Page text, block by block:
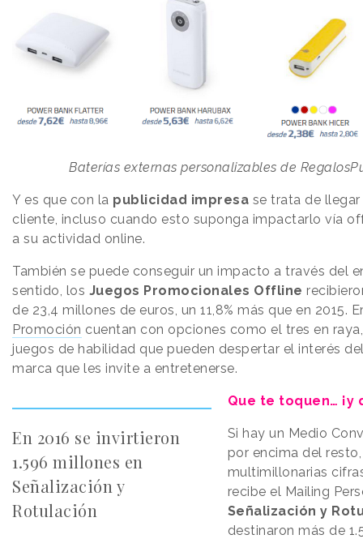
Baterías externas personalizables de
Y es que con la publicidad impresa se trata de
cliente, incluso cuando esto suponga impactarlo vía
a su actividad online.
También se puede conseguir un impacto a través del
sentido, los Juegos Promocionales Offline
de 23,4 millones de euros, un 11,8% más que en 2015.
Promoción cuentan con opciones como el tres en
juegos de habilidad que pueden despertar el interés
marca que les invite a entretenerse.
En 2016 se invirtieron
1.596 millones en
Señalización y
Rotulación
Que te toquen… ¡y
Si hay un Medio
por encima del
multimillonarias
recibe el Mailing
Señalización y
destinaron más de